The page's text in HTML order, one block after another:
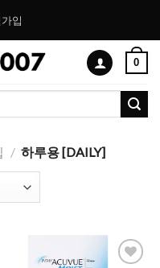
입
0
/ 하루용 [DAILY]